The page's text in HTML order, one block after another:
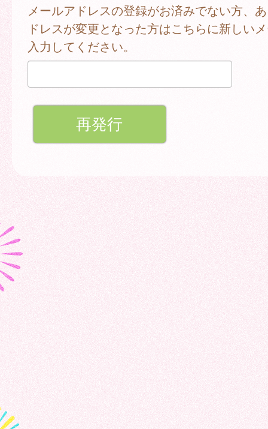
メールアドレスの登録がお済みでない方、
ドレスが変更となった方はこちらに新しい
入力してください。